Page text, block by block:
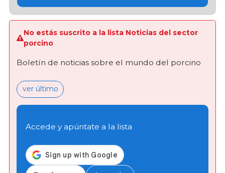
No estás suscrito a la lista Noticias del sector
porcino
Boletín de noticias sobre el mundo del porcino
ver último
Accede y apúntate a la lista